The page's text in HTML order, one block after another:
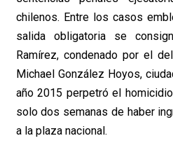
chilenos. Entre los casos
salida obligatoria se
Ramírez, condenado por el
Michael González Hoyos,
año 2015 perpetró el
solo dos semanas de haber
a la plaza nacional.